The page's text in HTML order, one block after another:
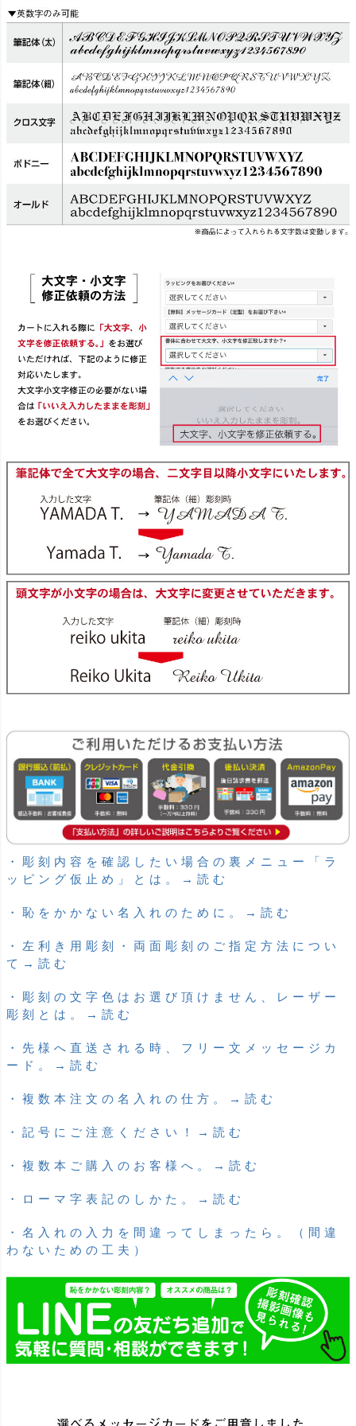
・彫刻内容を確認したい場合の裏メニュー「ラ
ッピング仮止め」とは。→読む
・恥をかかない名入れのために。→読む
・左利き用彫刻・両面彫刻のご指定方法につい
て→読む
・彫刻の文字色はお選び頂けません、レーザー
彫刻とは。→読む
・先様へ直送される時、フリー文メッセージカ
ード。→読む
・複数本注文の名入れの仕方。→読む
・記号にご注意ください！→読む
・複数本ご購入のお客様へ。→読む
・ローマ字表記のしかた。→読む
・名入れの入力を間違ってしまったら。（間違
わないための工夫）